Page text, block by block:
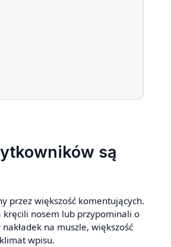
są
przez większość komentujących.
kręcili nosem lub przypominali o
na muszle, większość
wpisu.